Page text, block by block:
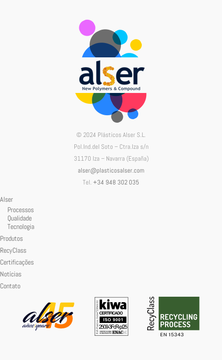
© 2024 Plásticos Alser S.L.
Pol.Ind.del Soto – Ctra.Iza s/n
31170 Iza – Navarra (España)
alser@plasticosalser.com
Tel. +34 948 302 035
Alser
Processos
Qualidade
Tecnologia
Produtos
RecyClass
Certificações
Notícias
Contato